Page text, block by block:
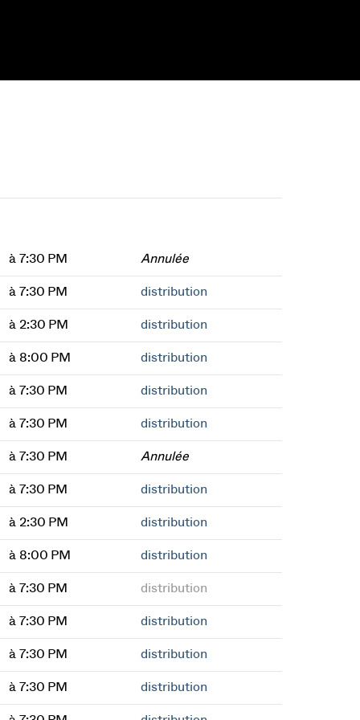
à 7:30 PM Annulée
à 7:30 PM distribution
à 2:30 PM distribution
à 8:00 PM distribution
à 7:30 PM distribution
à 7:30 PM distribution
à 7:30 PM Annulée
à 7:30 PM distribution
à 2:30 PM distribution
à 8:00 PM distribution
à 7:30 PM distribution
à 7:30 PM distribution
à 7:30 PM distribution
à 7:30 PM distribution